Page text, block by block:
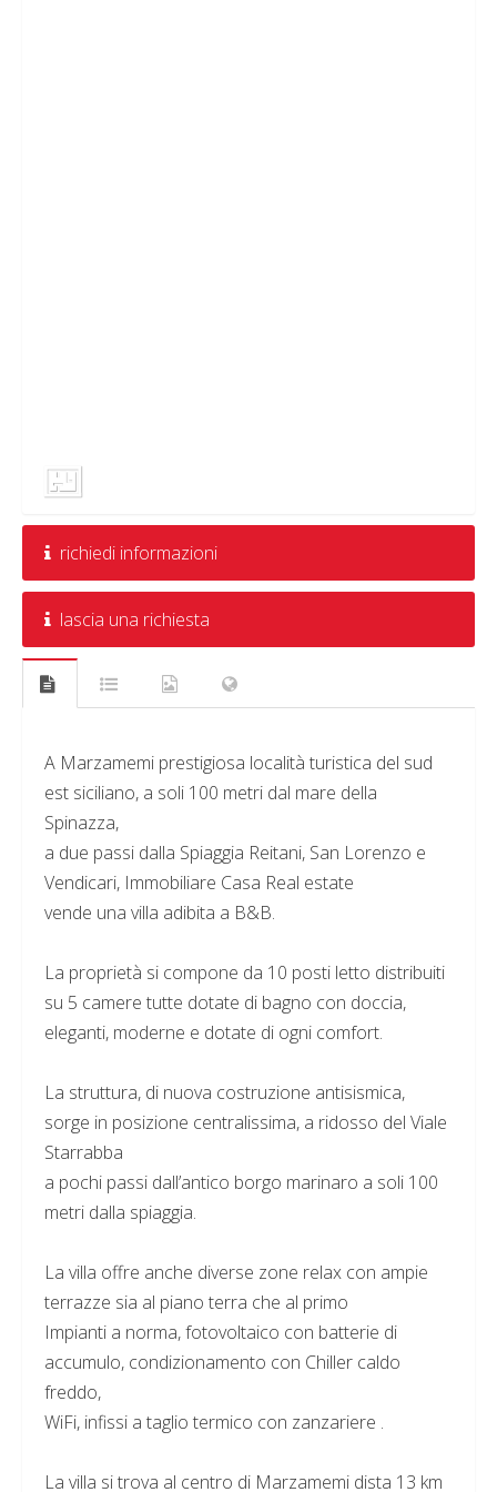
richiedi informazioni
lascia una richiesta
A Marzamemi prestigiosa località turistica del sud
est siciliano, a soli 100 metri dal mare della
Spinazza,
a due passi dalla Spiaggia Reitani, San Lorenzo e
Vendicari, Immobiliare Casa Real estate
vende una villa adibita a B&B.
La proprietà si compone da 10 posti letto distribuiti
su 5 camere tutte dotate di bagno con doccia,
eleganti, moderne e dotate di ogni comfort.
La struttura, di nuova costruzione antisismica,
sorge in posizione centralissima, a ridosso del Viale
Starrabba
a pochi passi dall’antico borgo marinaro a soli 100
metri dalla spiaggia.
La villa offre anche diverse zone relax con ampie
terrazze sia al piano terra che al primo
Impianti a norma, fotovoltaico con batterie di
accumulo, condizionamento con Chiller caldo
freddo,
WiFi, infissi a taglio termico con zanzariere .
La villa si trova al centro di Marzamemi dista 13 km